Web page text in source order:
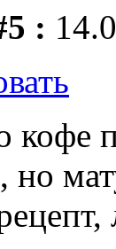
:
кофе
но